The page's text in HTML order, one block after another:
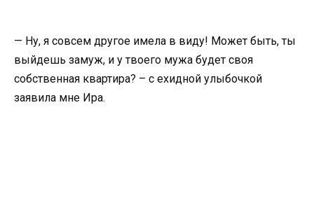
— Ну, я совсем другое имела в виду! Может быть, ты
выйдешь замуж, и у твоего мужа будет своя
собственная квартира? – с ехидной улыбочкой
заявила мне Ира.